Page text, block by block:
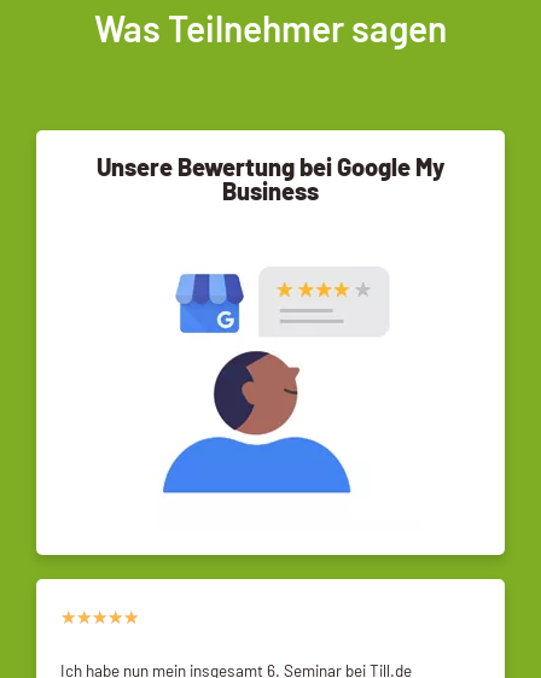
Was Teilnehmer sagen
Unsere Bewertung bei Google My
Business
★★★★★
Ich habe nun mein insgesamt 6. Seminar bei Till.de